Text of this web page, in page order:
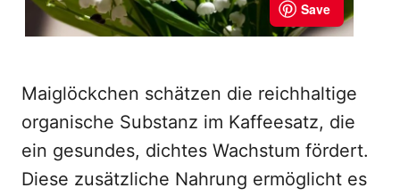
Maiglöckchen schätzen die reichhaltige
organische Substanz im Kaffeesatz, die
ein gesundes, dichtes Wachstum fördert.
Diese zusätzliche Nahrung ermöglicht es